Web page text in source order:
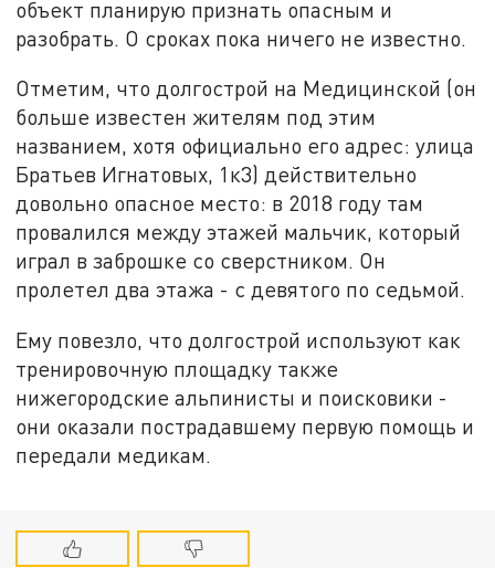
объект планирую признать опасным и
разобрать. О сроках пока ничего не известно.
Отметим, что долгострой на Медицинской (он
больше известен жителям под этим
названием, хотя официально его адрес: улица
Братьев Игнатовых, 1к3) действительно
довольно опасное место: в 2018 году там
провалился между этажей мальчик, который
играл в заброшке со сверстником. Он
пролетел два этажа - с девятого по седьмой.
Ему повезло, что долгострой используют как
тренировочную площадку также
нижегородские альпинисты и поисковики -
они оказали пострадавшему первую помощь и
передали медикам.